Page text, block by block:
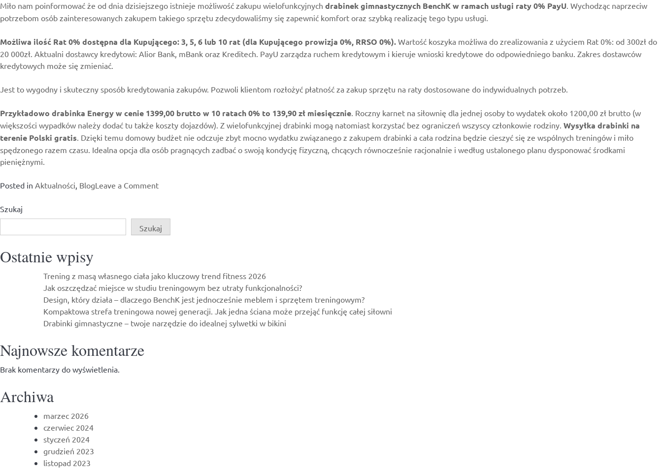
Miło nam poinformować że od dnia dzisiejszego istnieje możliwość zakupu wielofunkcyjnych drabinek gimnastycznych BenchK w ramach usługi raty 0% PayU. Wychodząc naprzeciw
potrzebom osób zainteresowanych zakupem takiego sprzętu zdecydowaliśmy się zapewnić komfort oraz szybką realizację tego typu usługi.
Możliwa ilość Rat 0% dostępna dla Kupującego: 3, 5, 6 lub 10 rat (dla Kupującego prowizja 0%, RRSO 0%). Wartość koszyka możliwa do zrealizowania z użyciem Rat 0%: od 300zł do
20 000zł. Aktualni dostawcy kredytowi: Alior Bank, mBank oraz Kreditech. PayU zarządza ruchem kredytowym i kieruje wnioski kredytowe do odpowiedniego banku. Zakres dostawców
kredytowych może się zmieniać.
Jest to wygodny i skuteczny sposób kredytowania zakupów. Pozwoli klientom rozłożyć płatność za zakup sprzętu na raty dostosowane do indywidualnych potrzeb.
Przykładowo drabinka Energy w cenie 1399,00 brutto w 10 ratach 0% to 139,90 zł miesięcznie. Roczny karnet na siłownię dla jednej osoby to wydatek około 1200,00 zł brutto (w
większości wypadków należy dodać tu także koszty dojazdów). Z wielofunkcyjnej drabinki mogą natomiast korzystać bez ograniczeń wszyscy członkowie rodziny. Wysyłka drabinki na
terenie Polski gratis. Dzięki temu domowy budżet nie odczuje zbyt mocno wydatku związanego z zakupem drabinki a cała rodzina będzie cieszyć się ze wspólnych treningów i miło
spędzonego razem czasu. Idealna opcja dla osób pragnących zadbać o swoją kondycję fizyczną, chcących równocześnie racjonalnie i według ustalonego planu dysponować środkami
pieniężnymi.
Posted in Aktualności, BlogLeave a Commenton
na
raty
0%!
Szukaj
Szukaj
Ostatnie wpisy
Trening z masą własnego ciała jako kluczowy trend fitness 2026
Jak oszczędzać miejsce w studiu treningowym bez utraty funkcjonalności?
Design, który działa – dlaczego BenchK jest jednocześnie meblem i sprzętem treningowym?
Kompaktowa strefa treningowa nowej generacji. Jak jedna ściana może przejąć funkcję całej siłowni
Drabinki gimnastyczne – twoje narzędzie do idealnej sylwetki w bikini
Najnowsze komentarze
Brak komentarzy do wyświetlenia.
Archiwa
marzec 2026
czerwiec 2024
styczeń 2024
grudzień 2023
listopad 2023